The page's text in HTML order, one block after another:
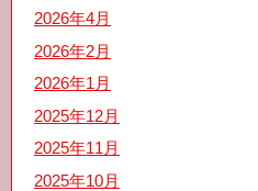
2026年4月
2026年2月
2026年1月
2025年12月
2025年11月
2025年10月